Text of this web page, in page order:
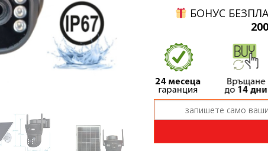
БОНУС